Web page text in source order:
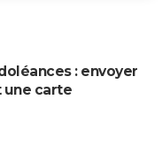
: envoyer
carte